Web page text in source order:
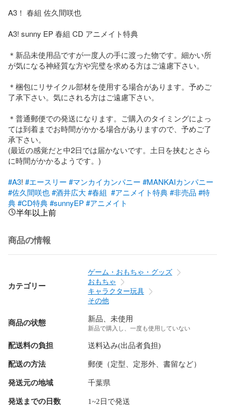
A3！ 春組 佐久間咲也
A3! sunny EP 春組 CD アニメイト特典
＊新品未使用品ですが一度人の手に渡った物です。細かい所
が気になる神経質な方や完璧を求める方はご遠慮下さい。
＊梱包にリサイクル部材を使用する場合があります。予めご
了承下さい。気にされる方はご遠慮下さい。
＊普通郵便での発送になります。ご購入のタイミングによっ
ては到着までお時間がかかる場合がありますので、予めご了
承下さい。
(最近の感覚だと中2日では届かないです。土日を挟むとさら
に時間がかかるようです。)
#A3! #エースリー #マンカイカンパニー #MANKAIカンパニー
#佐久間咲也#酒井広大#春組 #アニメイト特典#非売品 #特
典#CD特典#sunnyEP#アニメイト
半年以上前
商品の情報
カテゴリー
ゲーム・おもちゃ・グッズ
おもちゃ
キャラクター玩具
その他
商品の状態 新品、未使用
新品で購入し、一度も使用していない
配送料の負担 送料込み(出品者負担)
配送の方法 郵便（定型、定形外、書留など）
発送元の地域 千葉県
発送までの日数 1~2日で発送